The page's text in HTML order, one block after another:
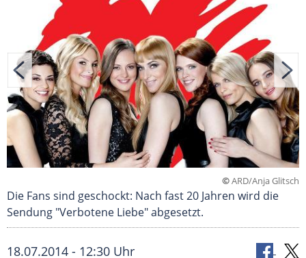
©ARD/Anja Glitsch
Die Fans sind geschockt: Nach fast 20 Jahren wird die
Sendung "Verbotene Liebe" abgesetzt.
18.07.2014 - 12:30 Uhr